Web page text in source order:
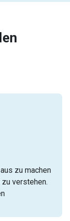
zu machen
verstehen.